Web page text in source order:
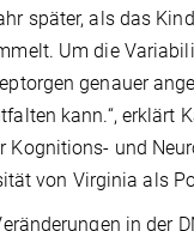
später, als das
Um die
genauer
kann.“, erklärt
und
von Virginia als
in der